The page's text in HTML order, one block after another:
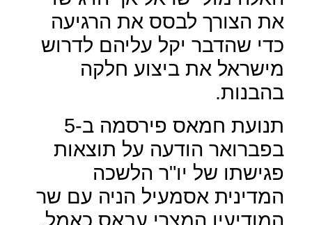
את הצורך לבסס את הרגיעה
כדי שהדבר יקל עליהם לדרוש
מישראל את ביצוע חלקה
בהבנות.
תנועת חמאס פירסמה ב-5
בפברואר הודעה על תוצאות
פגישתו של יו"ר הלשכה
המדינית אסמעיל הניה עם שר
המודיעין המצרי עבאס כאמל,